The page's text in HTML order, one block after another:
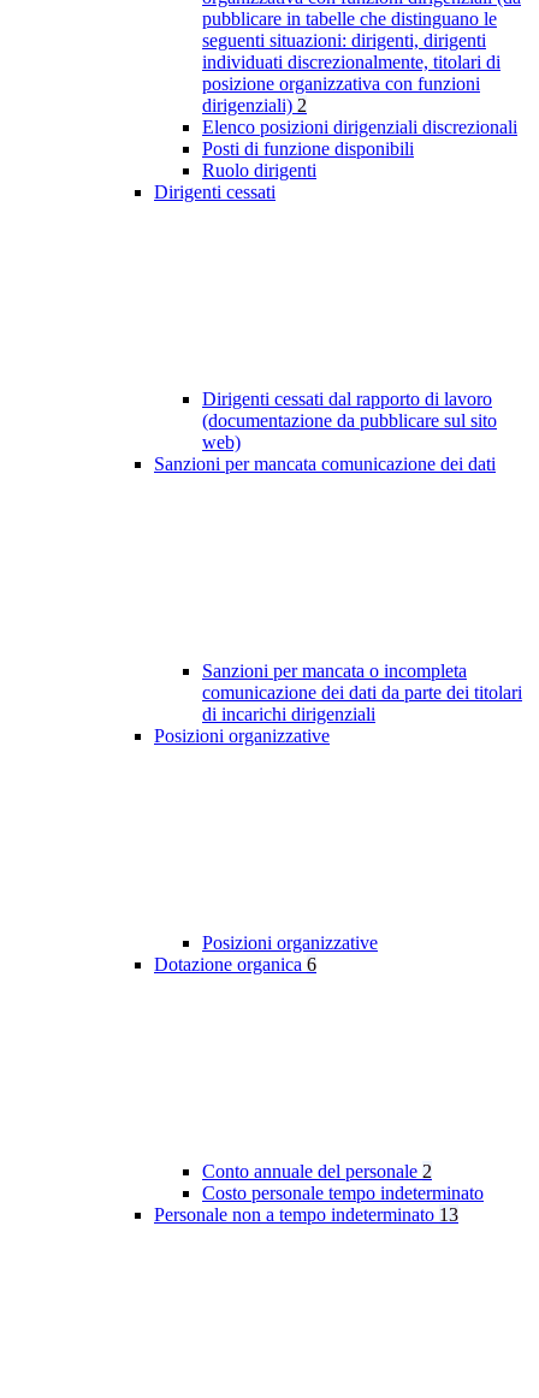
pubblicare in tabelle che distinguano le
seguenti situazioni: dirigenti, dirigenti
individuati discrezionalmente, titolari di
posizione organizzativa con funzioni
dirigenziali) 2
Elenco posizioni dirigenziali discrezionali
Posti di funzione disponibili
Ruolo dirigenti
Dirigenti cessati
Dirigenti cessati dal rapporto di lavoro
(documentazione da pubblicare sul sito
web)
Sanzioni per mancata comunicazione dei dati
Sanzioni per mancata o incompleta
comunicazione dei dati da parte dei titolari
di incarichi dirigenziali
Posizioni organizzative
Posizioni organizzative
Dotazione organica 6
Conto annuale del personale 2
Costo personale tempo indeterminato
Personale non a tempo indeterminato 13